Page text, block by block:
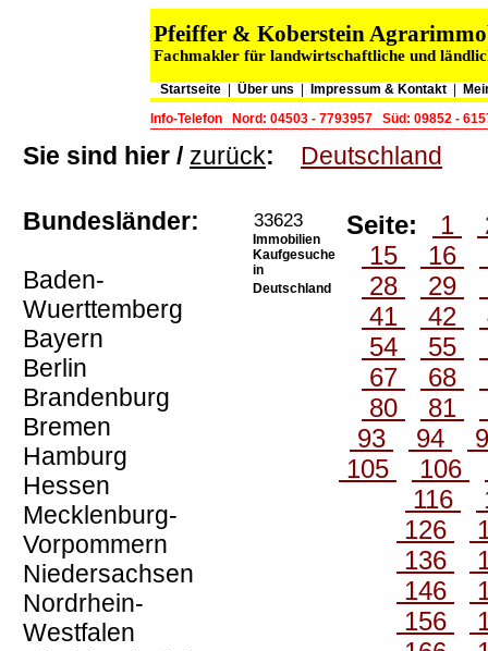
Pfeiffer & Koberstein
Fachmakler für landwirtschaftliche und
Startseite Über uns Impressum & Kontakt
Info-Telefon
Nord: 04503 - 7793957 Süd: 09852 -
Sie sind hier / zurück: Deutschland
Bundesländer:
Baden-
Wuerttemberg
Bayern
Berlin
Brandenburg
Bremen
Hamburg
Hessen
Mecklenburg-
Vorpommern
Niedersachsen
Nordrhein-
Westfalen
33623
Immobilien
Kaufgesuche
in
Deutschland
Seite: 1
15
16
28
29
41
42
54
55
67
68
80
81
93
94
105
106
116
126
136
146
156